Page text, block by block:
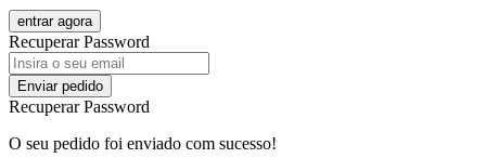
entrar agora
Recuperar Password
Enviar pedido
Recuperar Password
O seu pedido foi enviado com sucesso!